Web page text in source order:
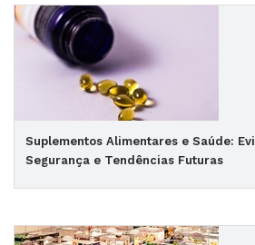
Suplementos Alimentares e Saúde:
Segurança e Tendências Futuras